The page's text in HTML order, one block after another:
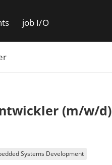
job I/O
(m/w/d)
Systems Development